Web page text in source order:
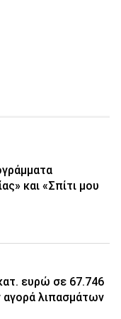
και «Σπίτι μου
ευρώ σε 67.746
αγορά λιπασμάτων